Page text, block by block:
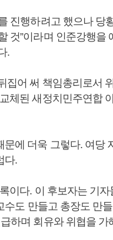
진행하려고 했으나 당
것”이라며 인준강행을
.
집어 써 책임총리로서
체된 새정치민주연합
에 더욱 그렇다. 여당
다.
이다. 이 후보자는 기자
도 만들고 총장도 만
하며 회유와 위협을 가